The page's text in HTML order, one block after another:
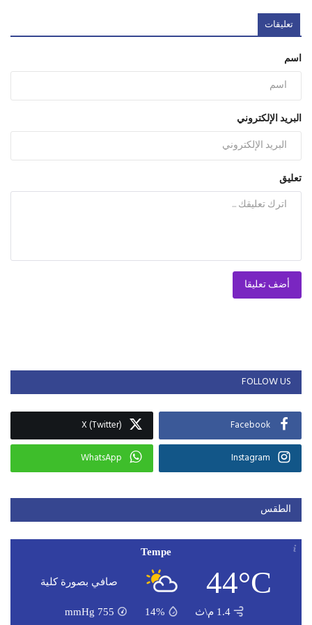
تعليقات
اسم
البريد الإلكتروني
تعليق
أضف تعليقا
FOLLOW US
Facebook
X (Twitter)
Instagram
WhatsApp
الطقس
Tempe
44°C صافي بصورة كلية
1.4 م\ث 14%
755
mmHg